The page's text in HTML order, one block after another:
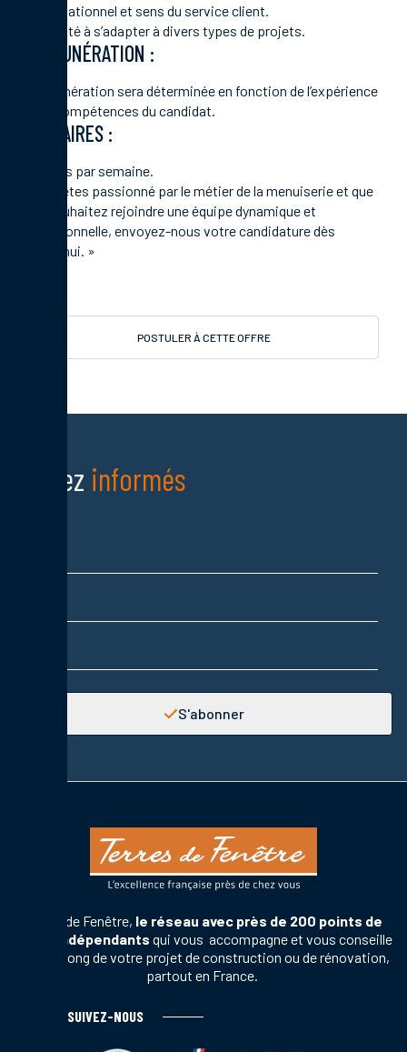
Bon relationnel et sens du service client.
Capacité à s’adapter à divers types de projets.
RÉMUNÉRATION :
La rémunération sera déterminée en fonction de l’expérience
et des compétences du candidat.
HORAIRES :
35 heures par semaine.
Si vous êtes passionné par le métier de la menuiserie et que
vous souhaitez rejoindre une équipe dynamique et
professionnelle, envoyez-nous votre candidature dès
aujourd'hui. »
POSTULER À CETTE OFFRE
Restez informés
S'abonner
Terres de Fenêtre, le réseau avec près de 200 points de
vente indépendants qui vous accompagne et vous conseille
tout au long de votre projet de construction ou de rénovation,
partout en France.
SUIVEZ-NOUS